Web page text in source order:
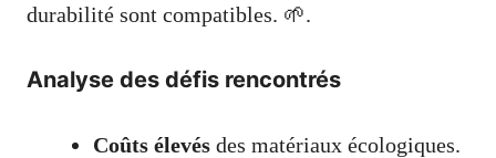
durabilité sont compatibles. 🌱.
Analyse des défis rencontrés
Coûts élevés des matériaux écologiques.